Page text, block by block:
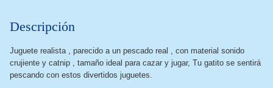
Descripción
Juguete realista , parecido a un pescado real , con material sonido
crujiente y catnip , tamaño ideal para cazar y jugar, Tu gatito se sentirá
pescando con estos divertidos juguetes.